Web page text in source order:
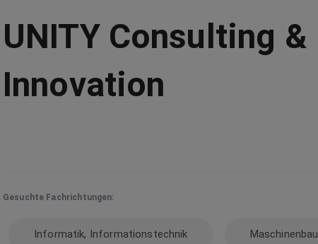
UNITY Consulting &
Innovation
Gesuchte Fachrichtungen:
Informatik, Informationstechnik Maschinenbau